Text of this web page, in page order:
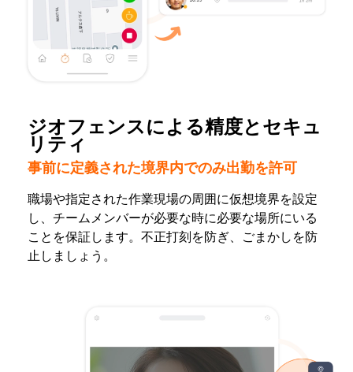
ジオフェンスによる精度とセキュ
リティ
事前に定義された境界内でのみ出勤を許可
職場や指定された作業現場の周囲に仮想境界を設定
し、チームメンバーが必要な時に必要な場所にいる
ことを保証します。不正打刻を防ぎ、ごまかしを防
止しましょう。